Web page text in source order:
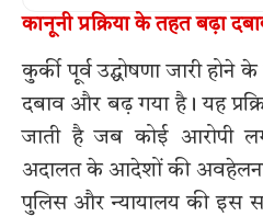
कानूनी प्रक्रिया के तहत बढ़ा
कुर्की पूर्व उद्घोषणा जारी
दबाव और बढ़ गया है। यह
जाती है जब कोई आरोपी
अदालत के आदेशों की
पुलिस और न्यायालय की इस